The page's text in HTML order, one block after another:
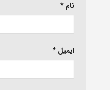
نام *
ایمیل *